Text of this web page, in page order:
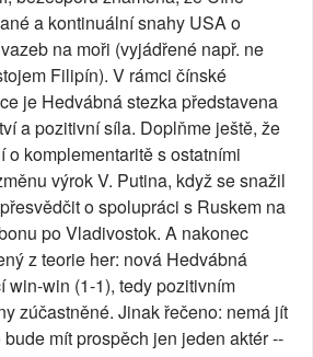
a kontinuální snahy USA o
na moři (vyjádřené např. ne
Filipín). V rámci čínské
je Hedvábná stezka představena
a pozitivní síla. Doplňme ještě, že
o komplementaritě s ostatními
výrok V. Putina, když se snažil
o spolupráci s Ruskem na
po Vladivostok. A nakonec
z teorie her: nová Hedvábná
win-win (1-1), tedy pozitivním
zúčastněné. Jinak řečeno: nemá jít
mít prospěch jen jeden aktér --